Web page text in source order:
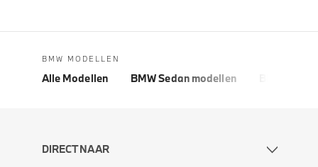
BMW MODELLEN
Alle Modellen BMW Sedan modellen
DIRECT NAAR